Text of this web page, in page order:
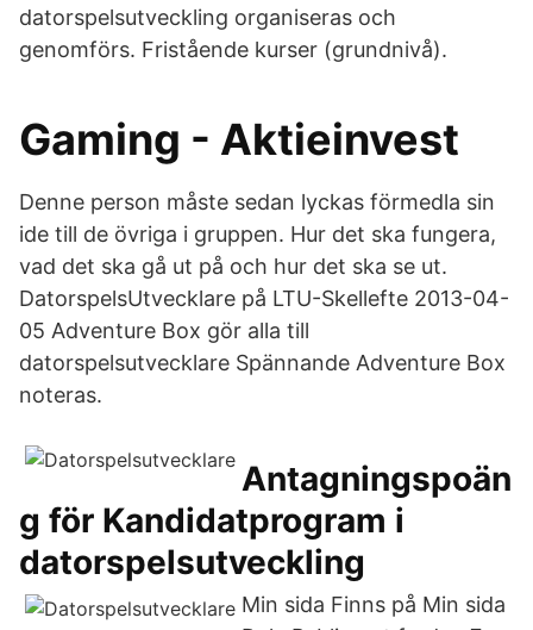
datorspelsutveckling organiseras och
genomförs. Fristående kurser (grundnivå).
Gaming - Aktieinvest
Denne person måste sedan lyckas förmedla sin
ide till de övriga i gruppen. Hur det ska fungera,
vad det ska gå ut på och hur det ska se ut.
DatorspelsUtvecklare på LTU-Skellefte 2013-04-
05 Adventure Box gör alla till
datorspelsutvecklare Spännande Adventure Box
noteras.
Antagningspoän
g för Kandidatprogram i
datorspelsutveckling
Min sida Finns på Min sida